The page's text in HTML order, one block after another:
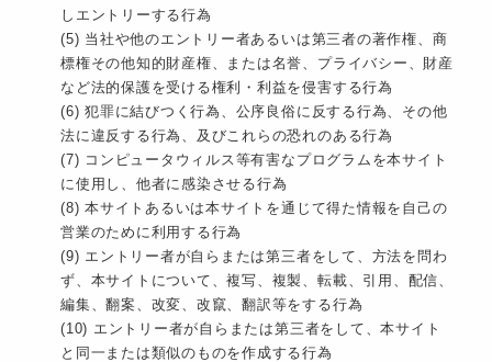
しエントリーする行為
(5) 当社や他のエントリー者あるいは第三者の著作権、商
標権その他知的財産権、または名誉、プライバシー、財産
など法的保護を受ける権利・利益を侵害する行為
(6) 犯罪に結びつく行為、公序良俗に反する行為、その他
法に違反する行為、及びこれらの恐れのある行為
(7) コンピュータウィルス等有害なプログラムを本サイト
に使用し、他者に感染させる行為
(8) 本サイトあるいは本サイトを通じて得た情報を自己の
営業のために利用する行為
(9) エントリー者が自らまたは第三者をして、方法を問わ
ず、本サイトについて、複写、複製、転載、引用、配信、
編集、翻案、改変、改竄、翻訳等をする行為
(10) エントリー者が自らまたは第三者をして、本サイト
と同一または類似のものを作成する行為